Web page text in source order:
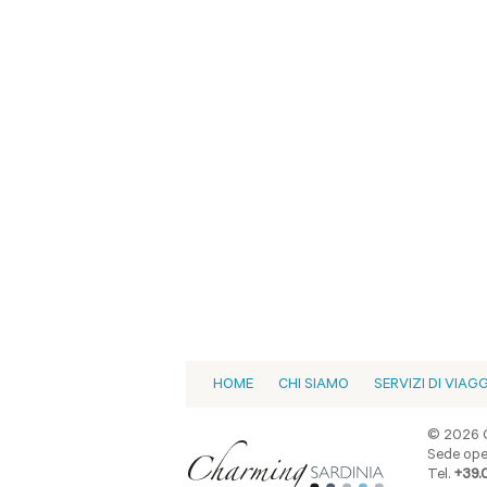
HOME CHI SIAMO SERVIZI DI
© 2026
Sede
Tel.